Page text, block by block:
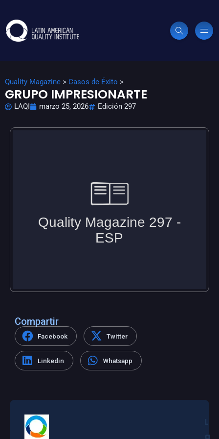
Quality Magazine > Casos de Éxito >
GRUPO IMPRESIONARTE
LAQI marzo 25, 2026 Edición 297
Compartir
Facebook Twitter
Linkedin Whatsapp
a